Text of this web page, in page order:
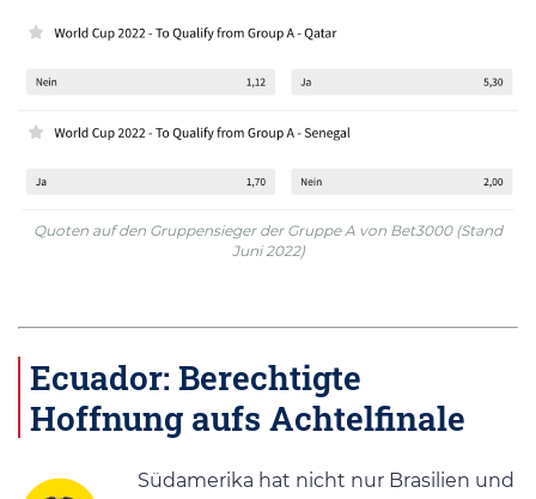
Quoten auf den Gruppensieger der Gruppe A von Bet3000 (Stand
Juni 2022)
Ecuador: Berechtigte
Hoffnung aufs Achtelfinale
Südamerika hat nicht nur Brasilien und